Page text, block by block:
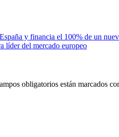
y financia el 100% de un
líder del mercado europeo
obligatorios están marcados